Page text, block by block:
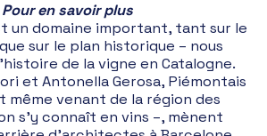
Pour en savoir plus
un domaine important, tant sur le
sur le plan historique – nous
de la vigne en Catalogne.
et Antonella Gerosa, Piémontais
même venant de la région des
s’y connaît en vins –, mènent